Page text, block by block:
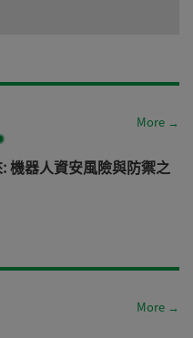
More →
機器人資安風險與防禦之
More →